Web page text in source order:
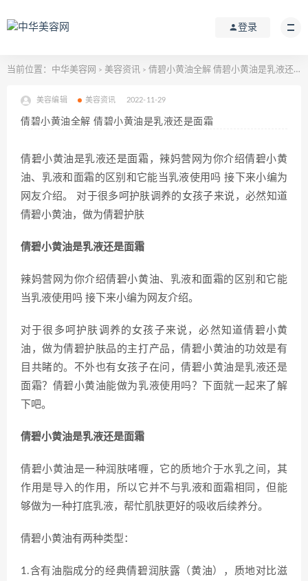
登录
当前位置： 中华美容网 > 美容资讯 > 倩碧小黄油全解 倩碧小黄油是乳液还是面霜
美容编辑 美容资讯 2022-11-29
倩碧小黄油全解 倩碧小黄油是乳液还是面霜
倩碧小黄油是乳液还是面霜，辣妈营网为你介绍倩碧小黄
油、乳液和面霜的区别和它能当乳液使用吗 接下来小编为
网友介绍。 对于很多呵护肤调养的女孩子来说，必然知道
倩碧小黄油，做为倩碧护肤
倩碧小黄油是乳液还是面霜
辣妈营网为你介绍倩碧小黄油、乳液和面霜的区别和它能
当乳液使用吗 接下来小编为网友介绍。
对于很多呵护肤调养的女孩子来说，必然知道倩碧小黄
油，做为倩碧护肤品的主打产品，倩碧小黄油的功效是有
目共睹的。不外也有女孩子在问，倩碧小黄油是乳液还是
面霜？倩碧小黄油能做为乳液使用吗？下面就一起来了解
下吧。
倩碧小黄油是乳液还是面霜
倩碧小黄油是一种润肤啫喱，它的质地介于水乳之间，其
作用是导入的作用，所以它并不与乳液和面霜相同，但能
够做为一种打底乳液，帮忙肌肤更好的吸收后续养分。
倩碧小黄油有两种类型：
1.含有油脂成分的经典倩碧润肤露（黄油），质地对比滋